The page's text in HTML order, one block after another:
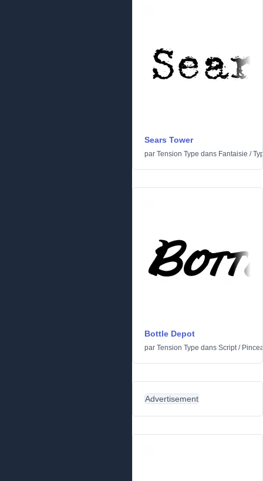
Sears Tower
par Tension Type dans Fantaisie /
Bottle Depot
par Tension Type dans Script/
Advertisement